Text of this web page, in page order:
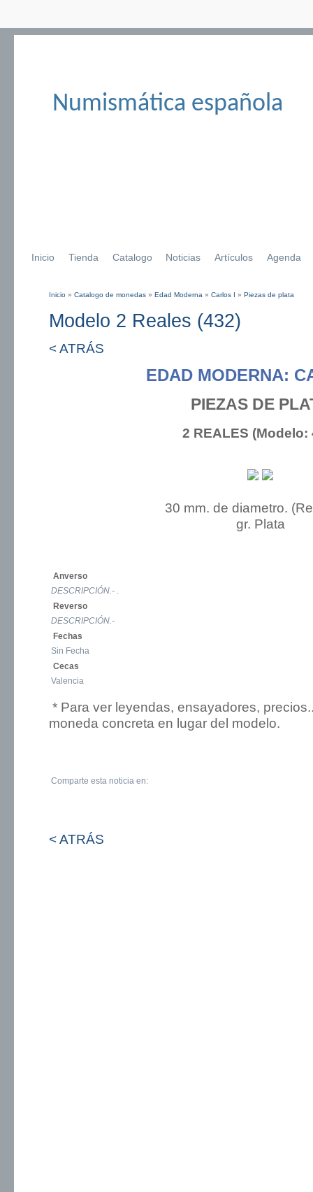
Numismática española
Inicio Tienda Catalogo Noticias Artículos Agenda
Inicio » Catalogo de monedas » Edad Moderna » Carlos I » Piezas de plata
Modelo 2 Reales (432)
< ATRÁS
EDAD MODERNA:
PIEZAS DE
2 REALES (Modelo:
30 mm. de diametro.
gr. Plata
Anverso
DESCRIPCIÓN.- .
Reverso
DESCRIPCIÓN.-
Fechas
Sin Fecha
Cecas
Valencia
* Para ver leyendas, ensayadores,
moneda concreta en lugar del modelo.
Comparte esta noticia en:
< ATRÁS